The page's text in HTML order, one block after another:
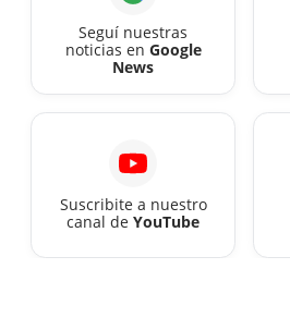
Seguí nuestras
noticias en Google
News
Suscribite a nuestro
canal de YouTube